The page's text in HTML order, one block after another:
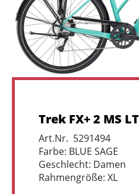
Trek FX+ 2 MS
Art.Nr. 5291494
Farbe: BLUE SAGE
Geschlecht: Damen
Rahmengröße: XL